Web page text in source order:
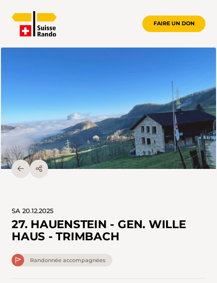
FAIRE UN DON
SA 20.12.2025
27. HAUENSTEIN - GEN. WILLE
HAUS - TRIMBACH
Randonnée accompagnées